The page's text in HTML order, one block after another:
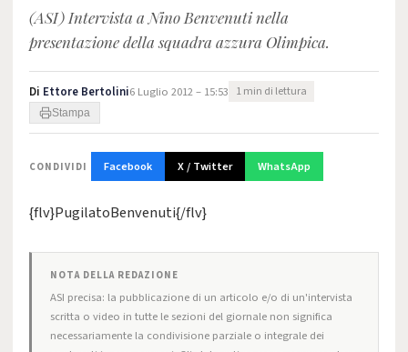
(ASI) Intervista a Nino Benvenuti nella
presentazione della squadra azzura Olimpica.
Di Ettore Bertolini6 Luglio 2012 – 15:53 1 min di lettura
Stampa
CONDIVIDI Facebook X / Twitter WhatsApp
{flv}PugilatoBenvenuti{/flv}
NOTA DELLA REDAZIONE
ASI precisa: la pubblicazione di un articolo e/o di un'intervista
scritta o video in tutte le sezioni del giornale non significa
necessariamente la condivisione parziale o integrale dei